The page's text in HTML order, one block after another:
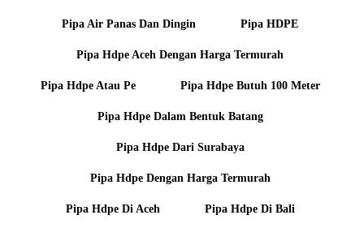
Pipa Air Panas Dan Dingin Pipa HDPE
Pipa Hdpe Aceh Dengan Harga Termurah
Pipa Hdpe Atau Pe Pipa Hdpe Butuh 100 Meter
Pipa Hdpe Dalam Bentuk Batang
Pipa Hdpe Dari Surabaya
Pipa Hdpe Dengan Harga Termurah
Pipa Hdpe Di Aceh Pipa Hdpe Di Bali